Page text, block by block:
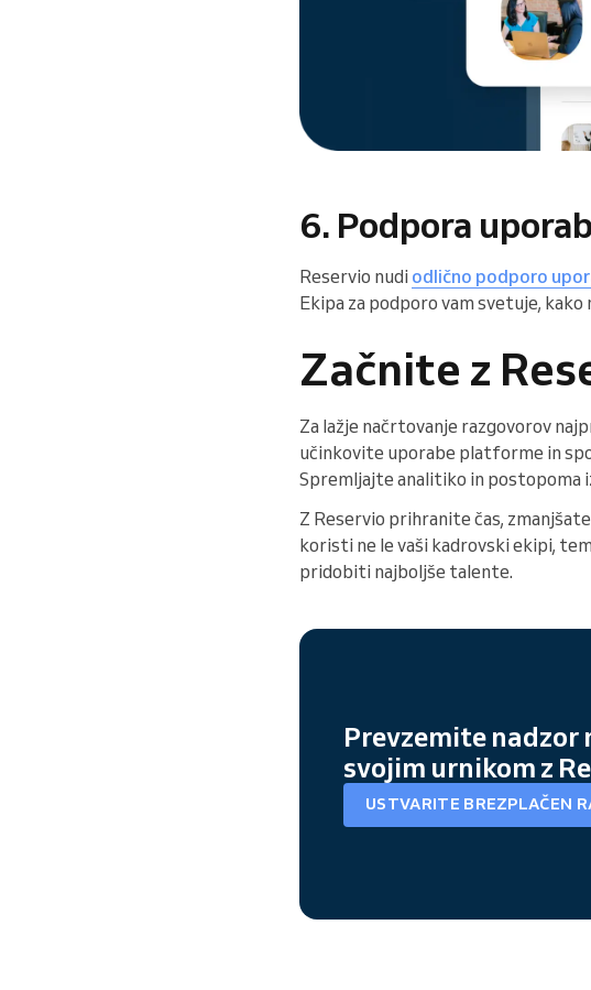
6. Podpora
Reservio nudi odlično podporo
Ekipa za podporo vam svetuje,
Začnite z
Za lažje načrtovanje razgovorov
učinkovite uporabe platforme in
Spremljajte analitiko in postopoma
Z Reservio prihranite čas,
koristi ne le vaši kadrovski ekipi,
pridobiti najboljše talente.
Prevzemite nadzor
svojim urnikom z
USTVARITE BREZPLAČEN